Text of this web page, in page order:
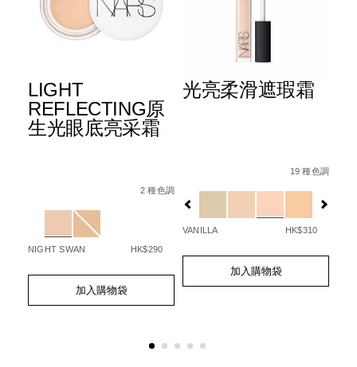
NARZ10743_hk.html
LIGHT
REFLECTING原
生光眼底亮采霜
2 種色調
Variations
NIGHT SWAN HK$290
Add
options
Product
加入購物袋
光亮柔滑遮瑕霜
radiant-
concealer/
19 種色調
Variations
查看
更多
VANILLA HK$310
Add
options
Product
加入購物袋